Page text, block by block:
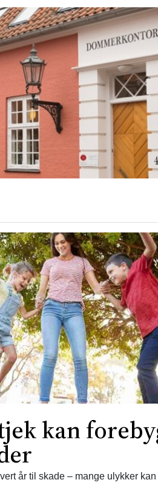
kan
år til skade – mange ulykker